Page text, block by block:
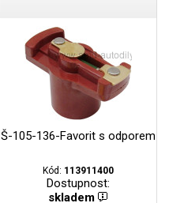
Š-105-136-Favorit s odporem
Kód: 113911400
Dostupnost:
skladem